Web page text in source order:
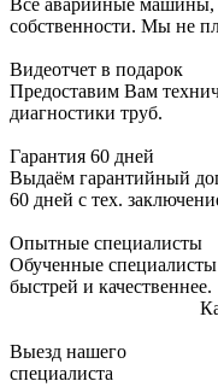
собственности. Мы не
Видеотчет в подарок
Предоставим Вам
диагностики труб.
Гарантия 60 дней
Выдаём гарантийный
60 дней с тех.
Опытные специалисты
Обученные
быстрей и качественнее.
Выезд нашего
специалиста